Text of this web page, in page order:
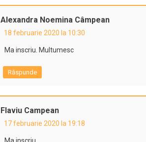
Alexandra Noemina Câmpean
18 februarie 2020 la 10:30
Ma inscriu. Multumesc
Răspunde
Flaviu Campean
17 februarie 2020 la 19:18